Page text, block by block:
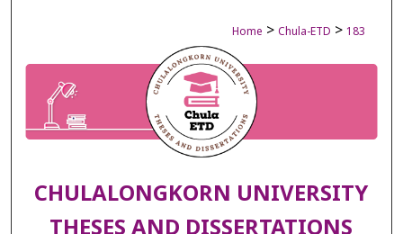
Home > Chula-ETD > 183
CHULALONGKORN UNIVERSITY